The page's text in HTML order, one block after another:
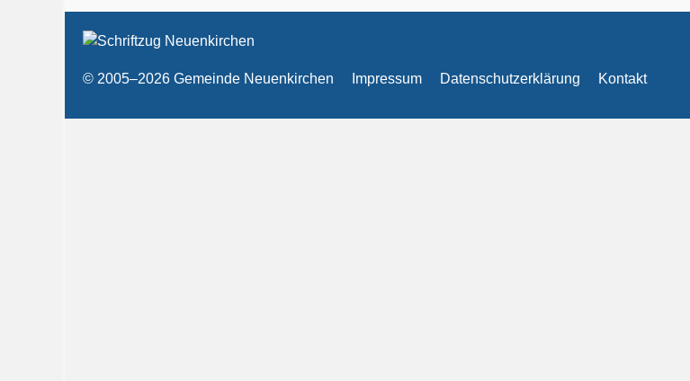
© 2005–2026 Gemeinde Neuenkirchen Impressum Datenschutzerklärung Kontakt